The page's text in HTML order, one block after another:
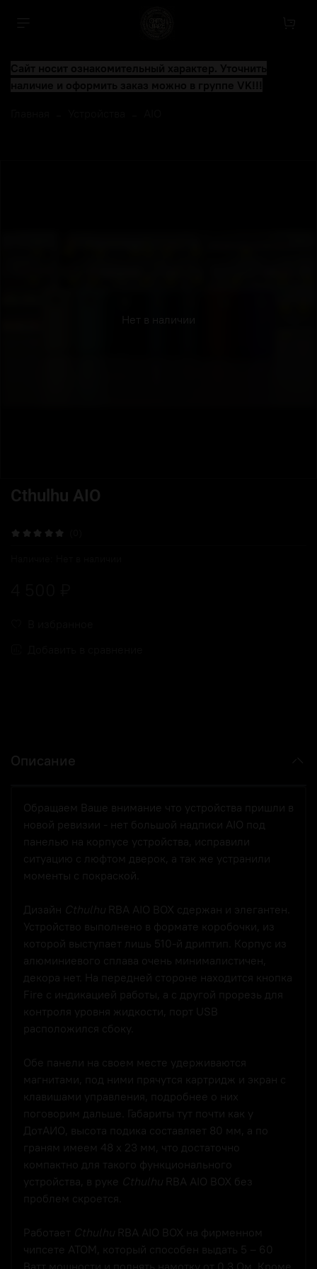
Нет в наличии
Cthulhu AIO
Описание
Обращаем Ваше внимание что устройства пришли в
новой ревизии - нет большой надписи AIO под
панелью на корпусе устройства,
исправили
ситуацию с люфтом дверок, а так же устранили
моменты с покраской.
Дизайн Cthulhu RBA AIO BOX сдержан и элегантен.
Устройство выполнено в формате коробочки, из
которой выступает лишь 510-й дриптип. Корпус из
алюминиевого сплава очень минималистичен,
декора нет. На передней стороне находится кнопка
Fire с индикацией работы, а с другой прорезь для
контроля уровня жидкости, порт USB
расположился сбоку.
Обе панели на своем месте удерживаются
магнитами, под ними прячутся картридж и экран с
клавишами управления, подробнее о них
поговорим дальше. Габариты тут почти как у
ДотАИО, высота подика составляет 80 мм, а по
граням имеем 48 х 23 мм, что достаточно
компактно для такого функционального
устройства, в руке Cthulhu RBA AIO BOX без
проблем скроется.
Работает Cthulhu RBA AIO BOX на фирменном
чипсете ATOM, который способен выдать 5 – 60